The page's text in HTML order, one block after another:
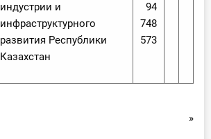
индустрии и
инфраструктурного
развития Республики
Казахстан
94
748
573
»